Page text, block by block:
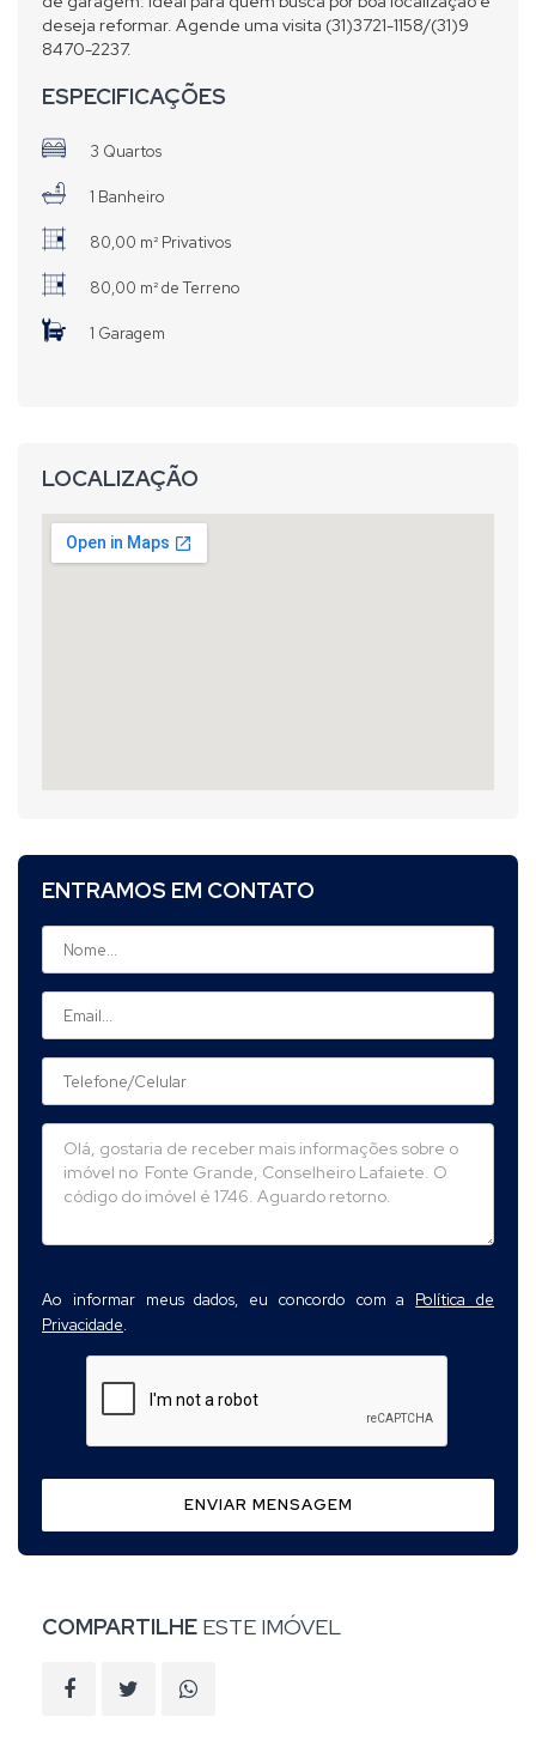
deseja reformar. Agende uma visita (31)3721-1158/(31)9
8470-2237.
ESPECIFICAÇÕES
3 Quartos
1 Banheiro
80,00 m² Privativos
80,00 m² de Terreno
1 Garagem
LOCALIZAÇÃO
ENTRAMOS EM CONTATO
Ao informar meus dados, eu concordo com a Política de
Privacidade.
ENVIAR MENSAGEM
COMPARTILHE ESTE IMÓVEL